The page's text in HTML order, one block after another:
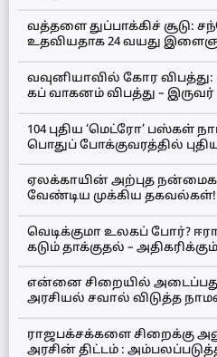
வத்தளை துப்பாக்கிச் சூடு:
உதவியதாக 24 வயது
வவுனியாவில் கோர
கப் வாகனம் விபத்து – இருவர்
104 புதிய ‘மெட்ரோ’
பொதுப் போக்குவரத்தில்
ஏலக்காயின் அற்புத
வேண்டிய முக்கிய தகவல்கள்!
வெடிக்குமா உலகப் போர்?
கடும் தாக்குதல் –
என்னை சிறையில்
அரசியல் சவால் விடுத்த
ராஜபக்சக்களை சிறைக்கு
அரசின் திட்டம் :